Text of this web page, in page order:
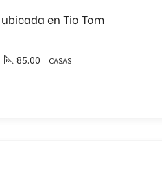
en Tio Tom
85.00 CASAS